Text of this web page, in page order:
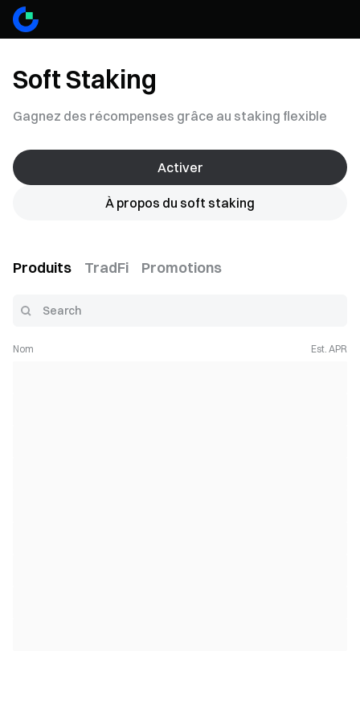
Soft Staking
Gagnez des récompenses grâce au staking flexible
Activer
À propos du soft staking
Produits TradFi Promotions
Nom Est. APR